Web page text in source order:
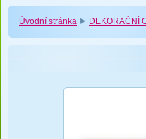
Úvodní stránka DEKORAČNÍ